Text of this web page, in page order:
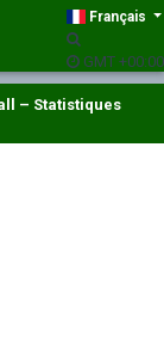
Français
GMT +00:00
– Statistiques